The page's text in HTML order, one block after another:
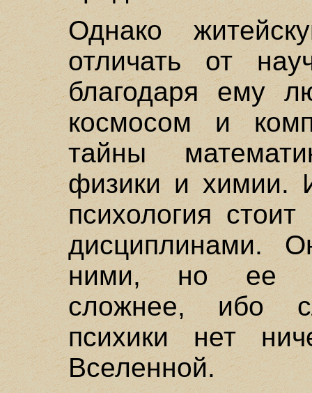
Однако
отличать от
благодаря ему
космосом и
тайны
физики и химии.
психология
дисциплинами.
ними, но ее
сложнее, ибо
психики нет
Вселенной.